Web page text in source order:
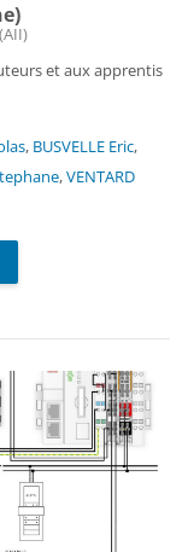
et aux apprentis
, BUSVELLE Eric,
,VENTARD